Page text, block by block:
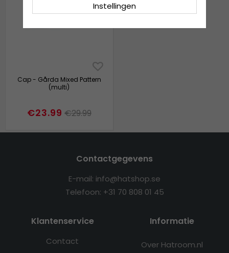
Cap - Gårda Mixed Pattern
(multi)
€23.99 €29.99
Contactgegevens
E-mail: info@hatshop.se
Telefoon: +31 70 808 01 45
Klantenservice
Contact
Informatie
Over Hatroom.nl
Instellingen